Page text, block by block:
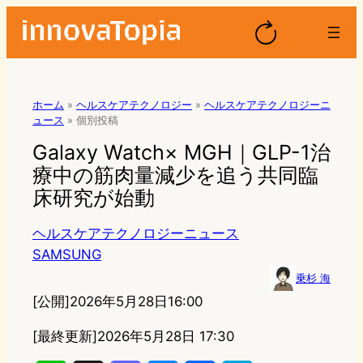
ホーム » ヘルスケアテクノロジー » ヘルスケアテクノロジーニ
ュース » 個別投稿
Galaxy Watch× MGH｜GLP-1治
療中の筋肉量減少を追う共同臨
床研究が始動
ヘルスケアテクノロジーニュース
SAMSUNG
乗杉 海
[公開]2026年5月28日16:00
[最終更新]2026年5月28日 17:30